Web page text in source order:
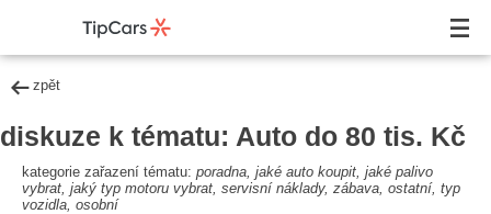
zpět
diskuze k tématu: Auto do 80 tis. Kč
kategorie zařazení tématu: poradna, jaké auto koupit, jaké palivo
vybrat, jaký typ motoru vybrat, servisní náklady, zábava, ostatní, typ
vozidla, osobní